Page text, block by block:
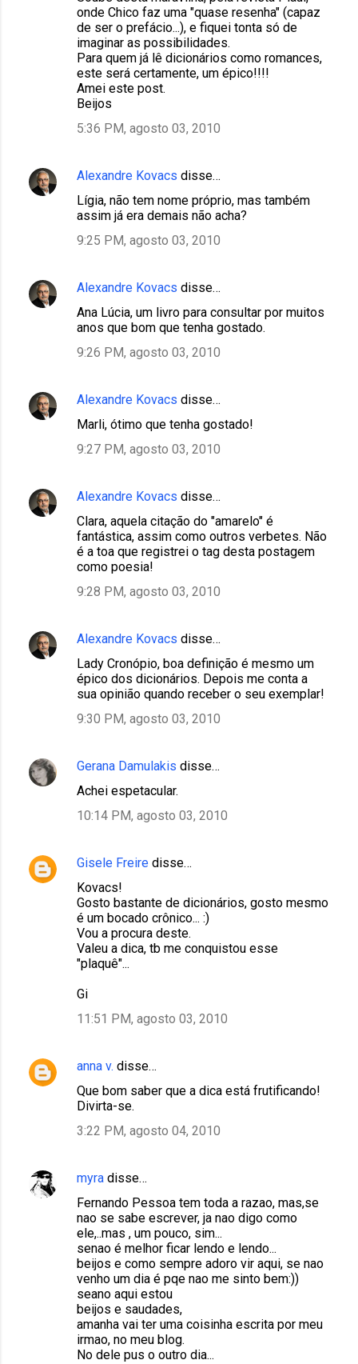
onde Chico faz uma "quase resenha" (capaz
de ser o prefácio...), e fiquei tonta só de
imaginar as possibilidades.
Para quem já lê dicionários como romances,
este será certamente, um épico!!!!
Amei este post.
Beijos
5:36 PM, agosto 03, 2010
Alexandre Kovacs disse…
Lígia, não tem nome próprio, mas também
assim já era demais não acha?
9:25 PM, agosto 03, 2010
Alexandre Kovacs disse…
Ana Lúcia, um livro para consultar por muitos
anos que bom que tenha gostado.
9:26 PM, agosto 03, 2010
Alexandre Kovacs disse…
Marli, ótimo que tenha gostado!
9:27 PM, agosto 03, 2010
Alexandre Kovacs disse…
Clara, aquela citação do "amarelo" é
fantástica, assim como outros verbetes. Não
é a toa que registrei o tag desta postagem
como poesia!
9:28 PM, agosto 03, 2010
Alexandre Kovacs disse…
Lady Cronópio, boa definição é mesmo um
épico dos dicionários. Depois me conta a
sua opinião quando receber o seu exemplar!
9:30 PM, agosto 03, 2010
Gerana Damulakis disse…
Achei espetacular.
10:14 PM, agosto 03, 2010
Gisele Freire disse…
Kovacs!
Gosto bastante de dicionários, gosto mesmo
é um bocado crônico... :)
Vou a procura deste.
Valeu a dica, tb me conquistou esse
"plaquê"...
Gi
11:51 PM, agosto 03, 2010
anna v. disse…
Que bom saber que a dica está frutificando!
Divirta-se.
3:22 PM, agosto 04, 2010
myra disse…
Fernando Pessoa tem toda a razao, mas,se
nao se sabe escrever, ja nao digo como
ele,..mas , um pouco, sim...
senao é melhor ficar lendo e lendo...
beijos e como sempre adoro vir aqui, se nao
venho um dia é pqe nao me sinto bem:))
seano aqui estou
beijos e saudades,
amanha vai ter uma coisinha escrita por meu
irmao, no meu blog.
No dele pus o outro dia...